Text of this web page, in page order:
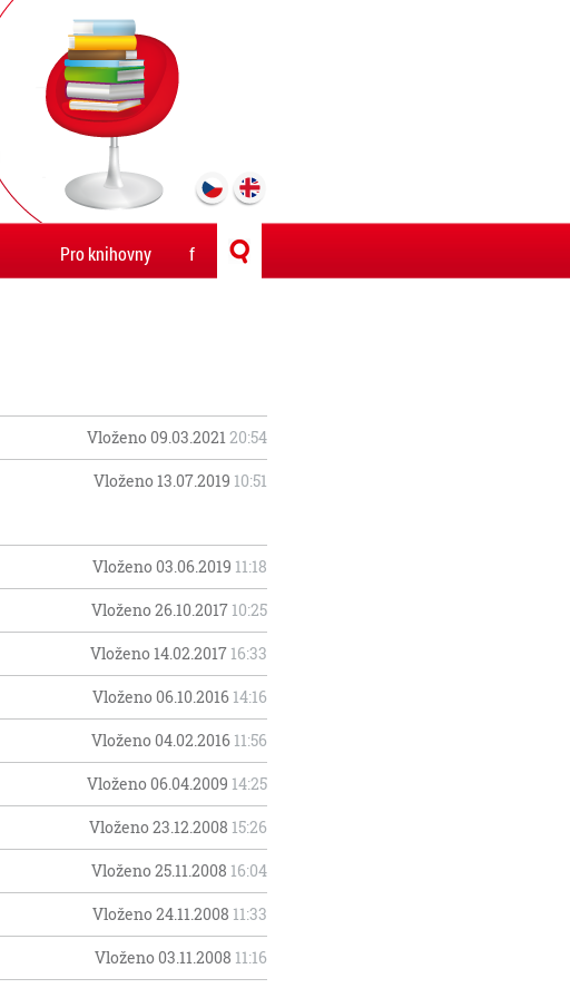
Pro knihovny f
Vloženo 09.03.202120:54
Vloženo 13.07.2019 10:51
Vloženo 03.06.2019 11:18
Vloženo 26.10.2017 10:25
Vloženo 14.02.2017 16:33
Vloženo 06.10.2016 14:16
Vloženo 04.02.2016 11:56
Vloženo 06.04.2009 14:25
Vloženo 23.12.2008 15:26
Vloženo 25.11.2008 16:04
Vloženo 24.11.2008 11:33
Vloženo 03.11.2008 11:16